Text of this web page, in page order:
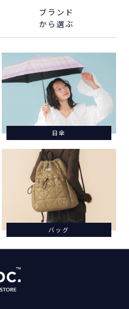
ブランド
から選ぶ
日傘
バッグ